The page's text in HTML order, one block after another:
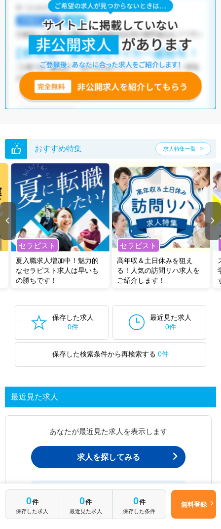
おすすめ特集 求人特集一覧
セラピスト
夏入職求人増加中！魅力的
なセラピスト求人は早いも
の勝ちです！
セラピスト
高年収＆土日休みを狙え
る！人気の訪問リハ求人を
ご紹介します！
保存した求人
0件
最近見た求人
0件
保存した検索条件から再検索する 0件
最近見た求人
あなたが最近見た求人を表示します
求人を探してみる
最近見た求人一覧ページから、
お問い合わせが可能です。
0件
保存した求人
0件
最近見た求人
0件
保存した条件
無料登録